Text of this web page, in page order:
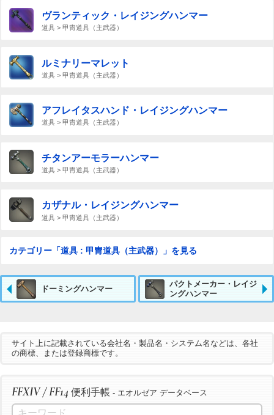
ヴランティック・レイジングハンマー
道具 > 甲冑道具（主武器）
ルミナリーマレット
道具 > 甲冑道具（主武器）
アフレイタスハンド・レイジングハンマー
道具 > 甲冑道具（主武器）
チタンアーモラーハンマー
道具 > 甲冑道具（主武器）
カザナル・レイジングハンマー
道具 > 甲冑道具（主武器）
カテゴリー「道具 : 甲冑道具（主武器）」を見る
ドーミングハンマー
パクトメーカー・レイジ
ングハンマー
サイト上に記載されている会社名・製品名・システム名などは、各社
の商標、または登録商標です。
FFXIV / FF14 便利手帳 - エオルゼア データベース